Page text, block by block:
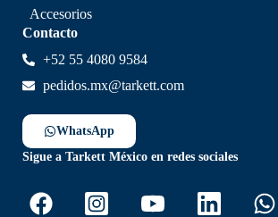
Accesorios
Contacto
+52 55 4080 9584
pedidos.mx@tarkett.com
WhatsApp
Sigue a Tarkett México en redes sociales